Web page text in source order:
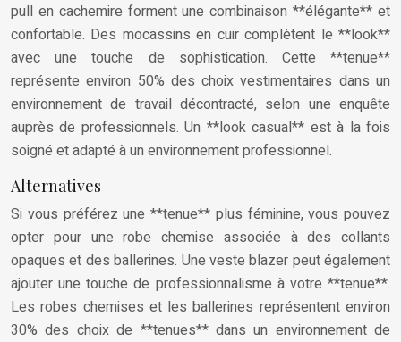
pull en cachemire forment une combinaison **élégante** et
confortable. Des mocassins en cuir complètent le **look**
avec une touche de sophistication. Cette **tenue**
représente environ 50% des choix vestimentaires dans un
environnement de travail décontracté, selon une enquête
auprès de professionnels. Un **look casual** est à la fois
soigné et adapté à un environnement professionnel.
Alternatives
Si vous préférez une **tenue** plus féminine, vous pouvez
opter pour une robe chemise associée à des collants
opaques et des ballerines. Une veste blazer peut également
ajouter une touche de professionnalisme à votre **tenue**.
Les robes chemises et les ballerines représentent environ
30% des choix de **tenues** dans un environnement de